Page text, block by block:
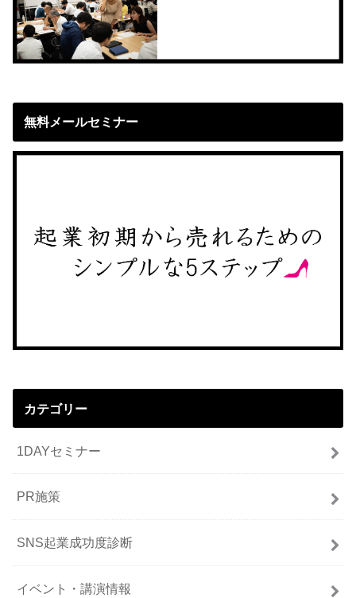
無料メールセミナー
カテゴリー
1DAYセミナー
PR施策
SNS起業成功度診断
イベント・講演情報